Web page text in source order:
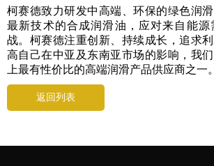
柯赛德致力研发中高端、环保的绿色润
最新技术的合成润滑油，应对来自能源
战。柯赛德注重创新、持续成长，追求
高自己在中亚及东南亚市场的影响，我
上最有性价比的高端润滑产品供应商之一。
返回列表